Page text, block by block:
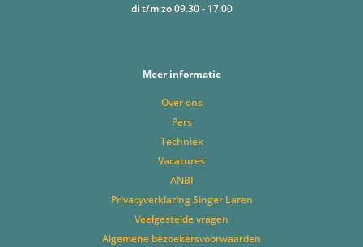
di t/m zo 09.30 - 17.00
Meer informatie
Over ons
Pers
Techniek
Vacatures
ANBI
Privacyverklaring Singer Laren
Veelgestelde vragen
Algemene bezoekersvoorwaarden